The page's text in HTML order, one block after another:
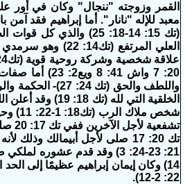
القمر وزوجته "ننجال" وكان في أور
14) وكان إيمان إبراهيم عظيمًا إلى
22: 2-12).